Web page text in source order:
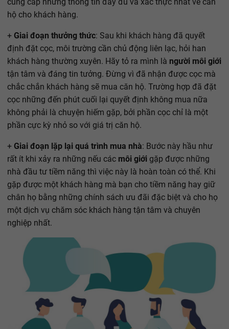
hộ cho khách hàng.
+ Giai đoạn thưởng thức: Sau khi khách hàng đã quyết
định đặt cọc, môi trường cần chủ động liên lạc, hỏi han
khách hàng thường xuyên. Hãy tỏ ra mình là người môi giới
tận tâm và đáng tin tưởng. Đừng vì đã nhận được cọc mà
chắc chắn khách hàng sẽ mua căn hộ. Trường hợp đã đặt
cọc những đến phút cuối lại quyết định không mua nữa
không phải là chuyện hiếm gặp, bởi phần cọc chỉ là một
phần cực kỳ nhỏ so với giá trị căn hộ.
+ Giai đoạn lặp lại quá trình mua nhà: Bước này hầu như
rất ít khi xảy ra những nếu các môi giới gặp được những
nhà đầu tư tiềm năng thì việc này là hoàn toàn có thể. Khi
gặp được một khách hàng mà bạn cho tiềm năng hay giữ
chân họ bằng những chính sách ưu đãi đặc biệt và cho họ
một dịch vụ chăm sóc khách hàng tận tâm và chuyên
nghiệp nhất.